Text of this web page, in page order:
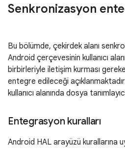
Senkronizasyon
Bu bölümde, çekirdek alanı
Android çerçevesinin kullanıcı
birbirleriyle iletişim kurması
entegre edileceği
kullanıcı alanında dosya
Entegrasyon kuralları
Android HAL arayüzü kurallarına